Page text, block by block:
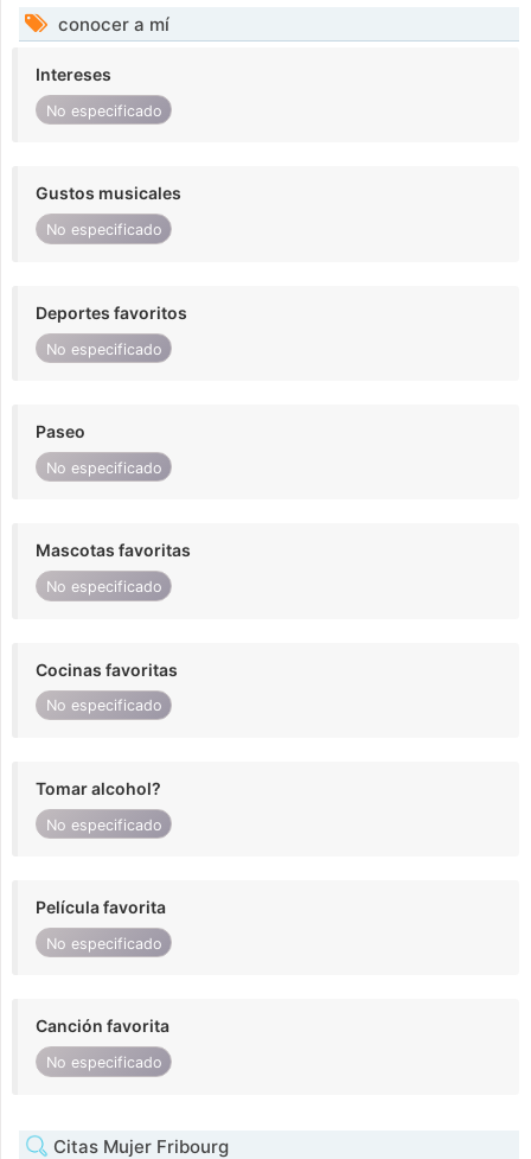
conocer a mí
Intereses
No especificado
Gustos musicales
No especificado
Deportes favoritos
No especificado
Paseo
No especificado
Mascotas favoritas
No especificado
Cocinas favoritas
No especificado
Tomar alcohol?
No especificado
Película favorita
No especificado
Canción favorita
No especificado
Citas Mujer Fribourg